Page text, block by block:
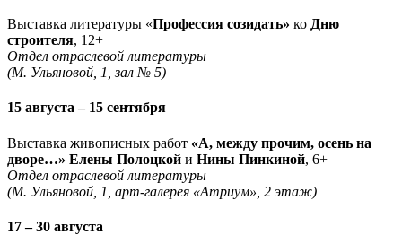
Выставка литературы «Профессия созидать» ко Дню
строителя, 12+
Отдел отраслевой литературы
(М. Ульяновой, 1, зал № 5)
15 августа – 15 сентября
Выставка живописных работ «А, между прочим, осень на
дворе…» Елены Полоцкой и Нины Пинкиной, 6+
Отдел отраслевой литературы
(М. Ульяновой, 1, арт-галерея «Атриум», 2 этаж)
17 – 30 августа